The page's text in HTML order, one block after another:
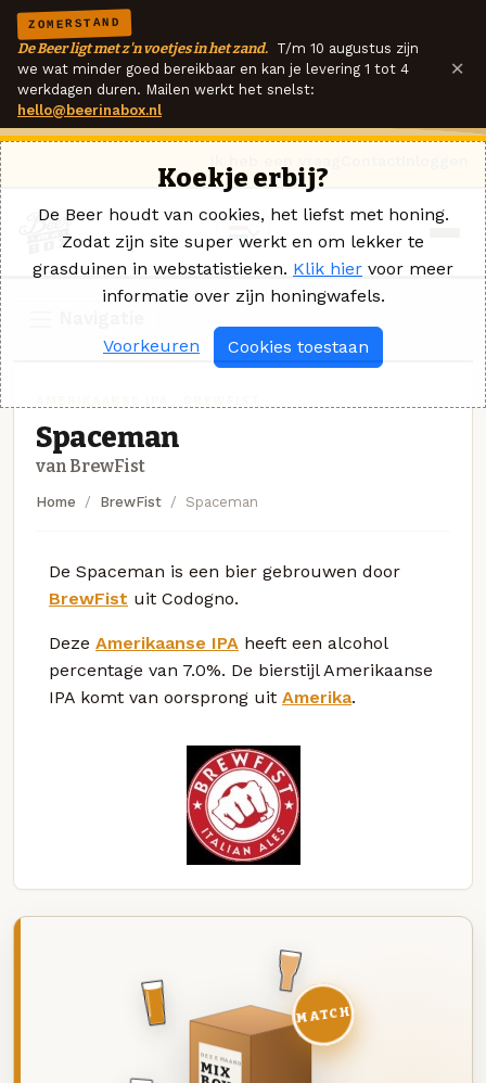
ZOMERSTAND
De Beer ligt met z'n voetjes in het zand. T/m 10 augustus zijn
we wat minder goed bereikbaar en kan je levering 1 tot 4
werkdagen duren. Mailen werkt het snelst:
hello@beerinabox.nl
×
Spaceman
van BrewFist
Home BrewFist Spaceman
De Spaceman is een bier gebrouwen door
BrewFist uit Codogno.
Deze Amerikaanse IPA heeft een alcohol
percentage van 7.0%. De bierstijl Amerikaanse
IPA komt van oorsprong uit Amerika.
DEZE MAAND
MIX
MATCH
Koekje erbij?
De Beer houdt van cookies, het liefst met honing.
Zodat zijn site super werkt en om lekker te
grasduinen in webstatistieken. Klik hier voor meer
informatie over zijn honingwafels.
Voorkeuren Cookies toestaan